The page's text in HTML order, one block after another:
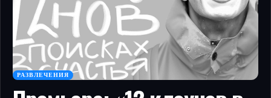
РАЗВЛЕЧЕНИЯ